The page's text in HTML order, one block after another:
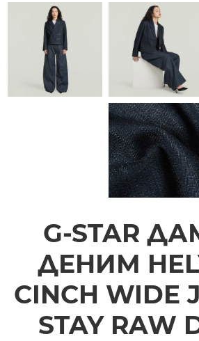
G-STAR
ДЕНИМ
CINCH WIDE
STAY RAW